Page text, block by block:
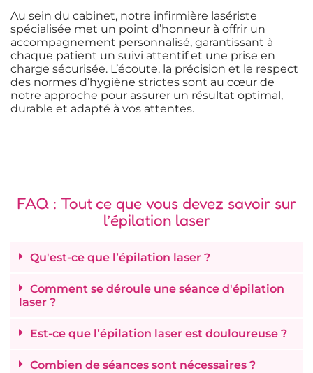
Au sein du cabinet, notre infirmière lasériste
spécialisée met un point d’honneur à offrir un
accompagnement personnalisé, garantissant à
chaque patient un suivi attentif et une prise en
charge sécurisée. L’écoute, la précision et le respect
des normes d’hygiène strictes sont au cœur de
notre approche pour assurer un résultat optimal,
durable et adapté à vos attentes.
FAQ : Tout ce que vous devez savoir sur
l’épilation laser
Qu'est-ce que l’épilation laser ?
Comment se déroule une séance d'épilation
laser ?
Est-ce que l’épilation laser est douloureuse ?
Combien de séances sont nécessaires ?